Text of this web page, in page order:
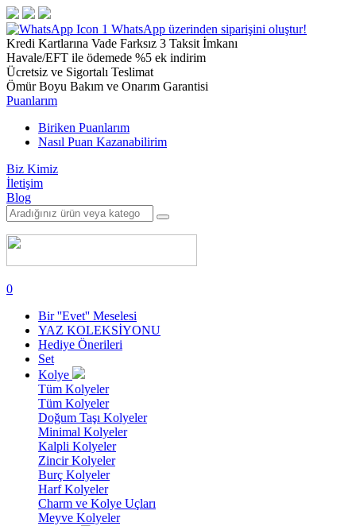
1 WhatsApp üzerinden siparişini oluştur!
Kredi Kartlarına Vade Farksız 3 Taksit İmkanı
Havale/EFT ile ödemede %5 ek indirim
Ücretsiz ve Sigortalı Teslimat
Ömür Boyu Bakım ve Onarım Garantisi
Puanlarım
Biriken Puanlarım
Nasıl Puan Kazanabilirim
Biz Kimiz
İletişim
Blog
0
Bir ''Evet'' Meselesi
YAZ KOLEKSİYONU
Hediye Önerileri
Set
Kolye
Tüm Kolyeler
Tüm Kolyeler
Doğum Taşı Kolyeler
Minimal Kolyeler
Kalpli Kolyeler
Zincir Kolyeler
Burç Kolyeler
Harf Kolyeler
Charm ve Kolye Uçları
Meyve Kolyeler